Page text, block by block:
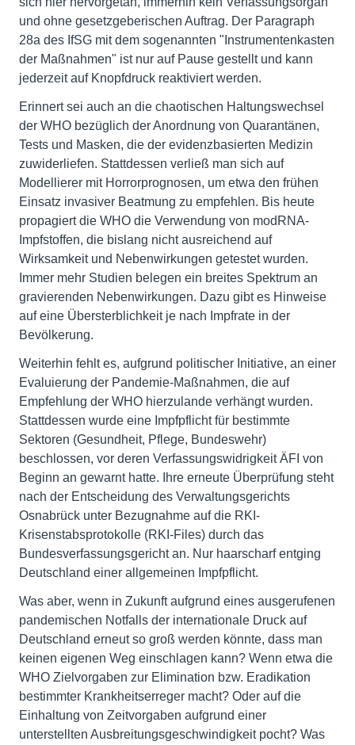
und ohne gesetzgeberischen Auftrag. Der Paragraph
28a des IfSG mit dem sogenannten "Instrumentenkasten
der Maßnahmen" ist nur auf Pause gestellt und kann
jederzeit auf Knopfdruck reaktiviert werden.
Erinnert sei auch an die chaotischen Haltungswechsel
der WHO bezüglich der Anordnung von Quarantänen,
Tests und Masken, die der evidenzbasierten Medizin
zuwiderliefen. Stattdessen verließ man sich auf
Modellierer mit Horrorprognosen, um etwa den frühen
Einsatz invasiver Beatmung zu empfehlen. Bis heute
propagiert die WHO die Verwendung von modRNA-
Impfstoffen, die bislang nicht ausreichend auf
Wirksamkeit und Nebenwirkungen getestet wurden.
Immer mehr Studien belegen ein breites Spektrum an
gravierenden Nebenwirkungen. Dazu gibt es Hinweise
auf eine Übersterblichkeit je nach Impfrate in der
Bevölkerung.
Weiterhin fehlt es, aufgrund politischer Initiative, an einer
Evaluierung der Pandemie-Maßnahmen, die auf
Empfehlung der WHO hierzulande verhängt wurden.
Stattdessen wurde eine Impfpflicht für bestimmte
Sektoren (Gesundheit, Pflege, Bundeswehr)
beschlossen, vor deren Verfassungswidrigkeit ÄFI von
Beginn an gewarnt hatte. Ihre erneute Überprüfung steht
nach der Entscheidung des Verwaltungsgerichts
Osnabrück unter Bezugnahme auf die RKI-
Krisenstabsprotokolle (RKI-Files) durch das
Bundesverfassungsgericht an. Nur haarscharf entging
Deutschland einer allgemeinen Impfpflicht.
Was aber, wenn in Zukunft aufgrund eines ausgerufenen
pandemischen Notfalls der internationale Druck auf
Deutschland erneut so groß werden könnte, dass man
keinen eigenen Weg einschlagen kann? Wenn etwa die
WHO Zielvorgaben zur Elimination bzw. Eradikation
bestimmter Krankheitserreger macht? Oder auf die
Einhaltung von Zeitvorgaben aufgrund einer
unterstellten Ausbreitungsgeschwindigkeit pocht? Was